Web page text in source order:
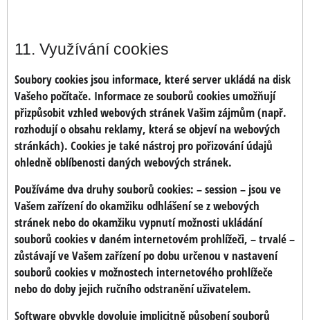
11. Využívání cookies
Soubory cookies jsou informace, které server ukládá na disk
Vašeho počítače. Informace ze souborů cookies umožňují
přizpůsobit vzhled webových stránek Vašim zájmům (např.
rozhodují o obsahu reklamy, která se objeví na webových
stránkách). Cookies je také nástroj pro pořizování údajů
ohledně oblíbenosti daných webových stránek.
Používáme dva druhy souborů cookies: – session – jsou ve
Vašem zařízení do okamžiku odhlášení se z webových
stránek nebo do okamžiku vypnutí možnosti ukládání
souborů cookies v daném internetovém prohlížeči, – trvalé –
zůstávají ve Vašem zařízení po dobu určenou v nastavení
souborů cookies v možnostech internetového prohlížeče
nebo do doby jejich ručního odstranění uživatelem.
Software obvykle dovoluje implicitně působení souborů